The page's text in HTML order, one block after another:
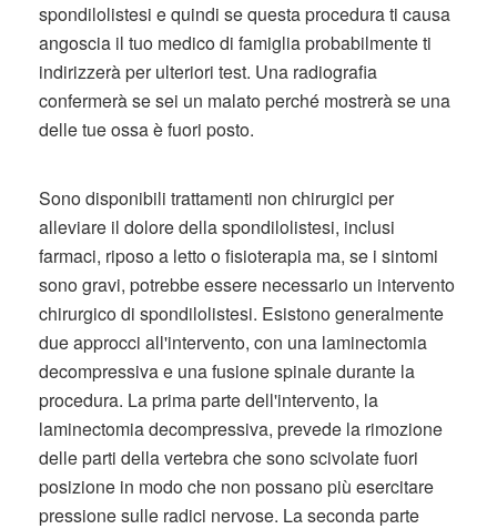
spondilolistesi e quindi se questa procedura ti causa
angoscia il tuo medico di famiglia probabilmente ti
indirizzerà per ulteriori test. Una radiografia
confermerà se sei un malato perché mostrerà se una
delle tue ossa è fuori posto.
Sono disponibili trattamenti non chirurgici per
alleviare il dolore della spondilolistesi, inclusi
farmaci, riposo a letto o fisioterapia ma, se i sintomi
sono gravi, potrebbe essere necessario un intervento
chirurgico di spondilolistesi. Esistono generalmente
due approcci all'intervento, con una laminectomia
decompressiva e una fusione spinale durante la
procedura. La prima parte dell'intervento, la
laminectomia decompressiva, prevede la rimozione
delle parti della vertebra che sono scivolate fuori
posizione in modo che non possano più esercitare
pressione sulle radici nervose. La seconda parte